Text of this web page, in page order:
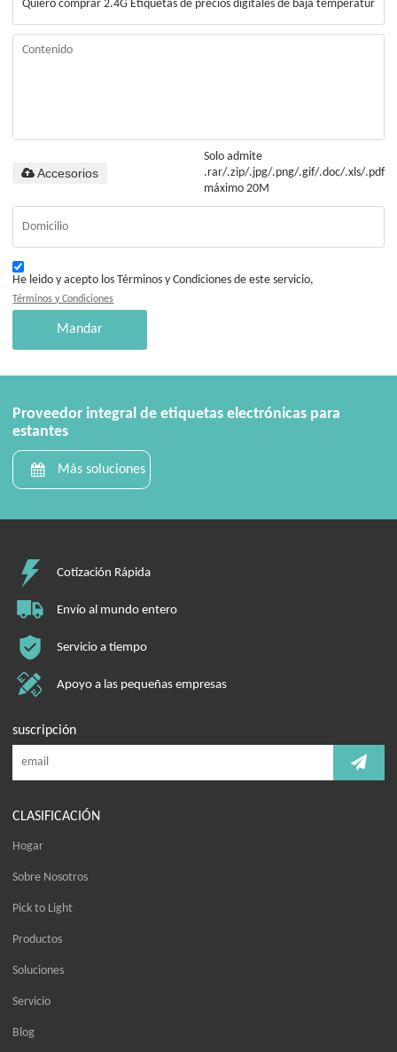
Solo admite
.rar/.zip/.jpg/.png/.gif/.doc/.xls/.pdf,
máximo 20M
Accesorios
He leido y acepto los Términos y Condiciones de este servicio,
Términos y Condiciones
Mandar
Proveedor integral de etiquetas electrónicas para
estantes
Más soluciones
Cotización Rápida
Envío al mundo entero
Servicio a tiempo
Apoyo a las pequeñas empresas
suscripción
CLASIFICACIÓN
Hogar
Sobre Nosotros
Pick to Light
Productos
Soluciones
Servicio
Blog